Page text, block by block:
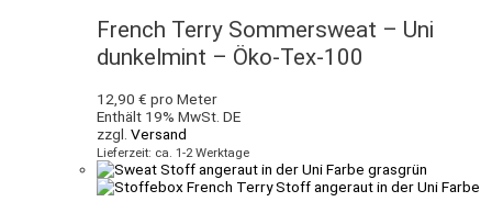
French Terry Sommersweat – Uni
dunkelmint – Öko-Tex-100
12,90 € pro Meter
Enthält 19% MwSt. DE
zzgl. Versand
Lieferzeit: ca. 1-2 Werktage